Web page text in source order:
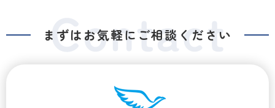
まずはお気軽にご相談ください